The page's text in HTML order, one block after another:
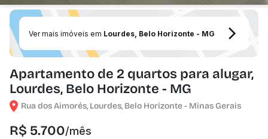
Ver mais imóveis em Lourdes, Belo Horizonte - MG
Apartamento de 2 quartos para alugar,
Lourdes, Belo Horizonte - MG
Rua dos Aimorés, Lourdes, Belo Horizonte - Minas Gerais
R$ 5.700/mês